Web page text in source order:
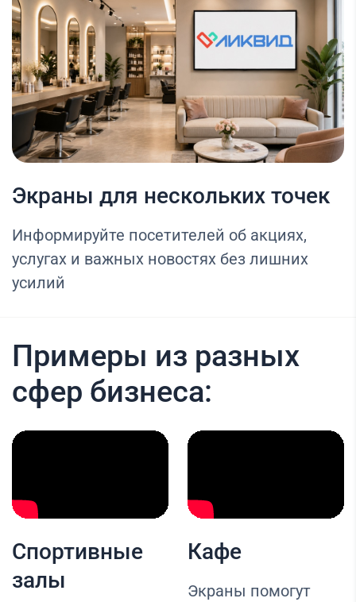
Экраны для нескольких точек
Информируйте посетителей об акциях,
услугах и важных новостях без лишних
усилий
Примеры из разных
сфер бизнеса:
Спортивные
залы
Кафе
Экраны помогут